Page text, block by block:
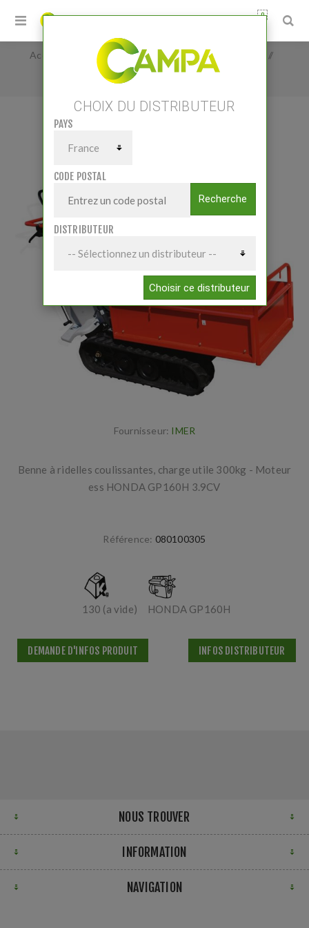
0
Accueil Matériels / Matériel Elevage /
Mini-Dump BP31
Fournisseur: IMER
Benne à ridelles coulissantes, charge utile 300kg - Moteur
ess HONDA GP160H 3.9CV
Référence: 080100305
130 (a vide) HONDA GP160H
DEMANDE D'INFOS PRODUIT INFOS DISTRIBUTEUR
NOUS TROUVER
INFORMATION
NAVIGATION
CHOIX DU DISTRIBUTEUR
PAYS
CODE POSTAL
Recherche
DISTRIBUTEUR
Choisir ce distributeur